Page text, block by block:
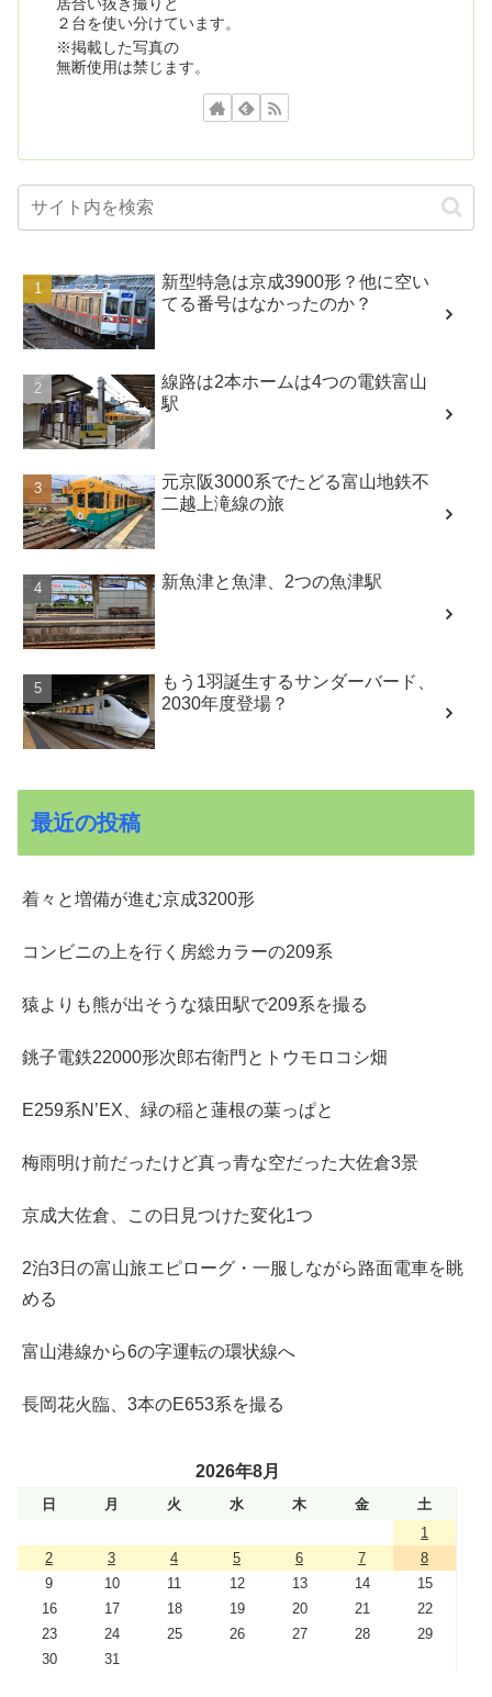
２台を使い分けています。
※掲載した写真の
無断使用は禁じます。
新型特急は京成3900形？他に空い
てる番号はなかったのか？
線路は2本ホームは4つの電鉄富山
駅
元京阪3000系でたどる富山地鉄不
二越上滝線の旅
新魚津と魚津、2つの魚津駅
もう1羽誕生するサンダーバード、
2030年度登場？
最近の投稿
着々と増備が進む京成3200形
コンビニの上を行く房総カラーの209系
猿よりも熊が出そうな猿田駅で209系を撮る
銚子電鉄22000形次郎右衛門とトウモロコシ畑
E259系N’EX、緑の稲と蓮根の葉っぱと
梅雨明け前だったけど真っ青な空だった大佐倉3景
京成大佐倉、この日見つけた変化1つ
2泊3日の富山旅エピローグ・一服しながら路面電車を眺
める
富山港線から6の字運転の環状線へ
長岡花火臨、3本のE653系を撮る
2026年8月
日 月 火 水 木 金
土
1
2
3 4 5 6 7
8
9
10 11 12 13 14
15
16
17 18 19 20 21
22
23
24 25 26 27 28
29
30
31